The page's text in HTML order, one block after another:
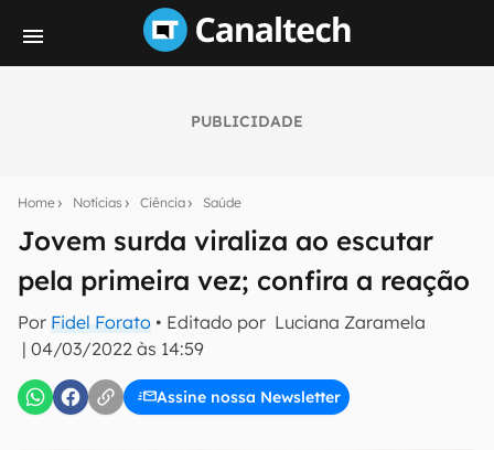
PUBLICIDADE
Home Notícias Ciência Saúde
Jovem surda viraliza ao escutar
pela primeira vez; confira a reação
Por Fidel Forato • Editado por Luciana Zaramela
| 04/03/2022 às 14:59
Assine nossa Newsletter
notícias e reviews sobre tecnologia em primeira
E-mail